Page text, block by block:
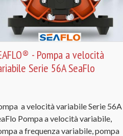
- Pompa a velocità
Serie 56A SeaFlo
a velocità variabile Serie 56A
Pompa a velocità variabile,
a frequenza variabile, pompa